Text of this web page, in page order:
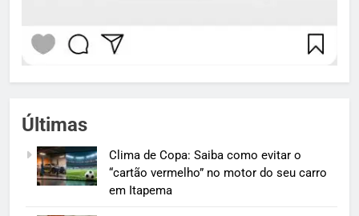
Últimas
Clima de Copa: Saiba como evitar o
“cartão vermelho” no motor do seu carro
em Itapema